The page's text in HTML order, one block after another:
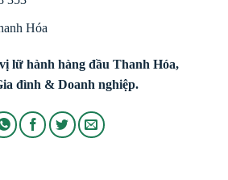
Hóa
lữ hành hàng đầu Thanh Hóa,
đình & Doanh nghiệp.